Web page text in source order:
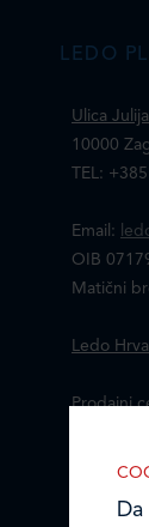
LEDO
Ulica
10000
TEL:
Email:
OIB
Matični
Ledo
Prodajni
Online